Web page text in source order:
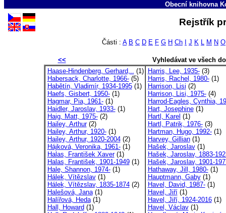
Obecní knihovna
Rejstřík
Části : A B C D E F G H Ch J K L M N O
<<
Vyhledávat ve všech
Haase-Hindenberg, Gerhard,.. (1)
Habersack, Charlotte, 1966-(5)
Habětín, Vladimír, 1934-1995(1)
Haefs, Gisbert, 1950-(1)
Hagmar, Pia, 1961-(1)
Haidler, Jaroslav, 1933-(1)
Haig, Matt, 1975-(2)
Hailey, Arthur(2)
Hailey, Arthur, 1920-(1)
Hailey, Arthur, 1920-2004(2)
Hájková, Veronika, 1961-(1)
Halas, František Xaver(1)
Halas, František, 1901-1949(1)
Hale, Shannon, 1974-(1)
Hálek, Vítězslav(1)
Hálek, Vítězslav, 1835-1874(2)
Halešová, Jana(1)
Halířová, Heda(1)
Hall, Howard (1)
Harris, Lee, 1935-(3)
Harris, Rachel, 1980-(1)
Harrison, Lisi (2)
Harrison, Lisi, 1975-(4)
Harrod-Eagles, Cynthia,
Hart, Josephine(1)
Hartl, Karel (1)
Hartl, Patrik, 1976-(3)
Hartman, Hugo, 1992-(1)
Harvey, Gillian(1)
Hašek, Jaroslav(1)
Hašek, Jaroslav, 1883-
Hašek, Jaroslav, 1901-
Hathaway, Jill, 1980-(1)
Hauptmann, Gaby(1)
Havel, David, 1987-(1)
Havel, Jiří(1)
Havel, Jiří, 1924-2016(1)
Havel, Václav(1)